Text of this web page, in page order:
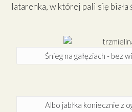
latarenka, w której pali się biała
Śnieg na gałęziach - bez
Albo jabłka koniecznie z